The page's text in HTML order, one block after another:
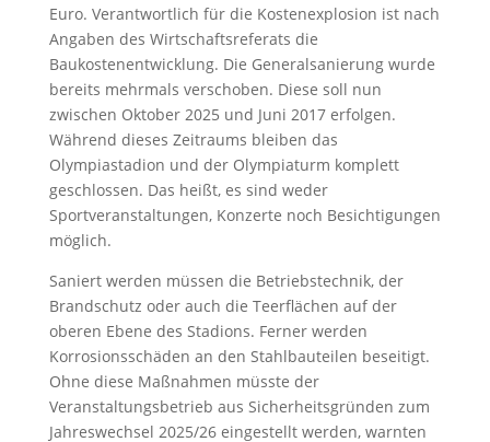
Euro. Verantwortlich für die Kostenexplosion ist nach
Angaben des Wirtschaftsreferats die
Baukostenentwicklung. Die Generalsanierung wurde
bereits mehrmals verschoben. Diese soll nun
zwischen Oktober 2025 und Juni 2017 erfolgen.
Während dieses Zeitraums bleiben das
Olympiastadion und der Olympiaturm komplett
geschlossen. Das heißt, es sind weder
Sportveranstaltungen, Konzerte noch Besichtigungen
möglich.
Saniert werden müssen die Betriebstechnik, der
Brandschutz oder auch die Teerflächen auf der
oberen Ebene des Stadions. Ferner werden
Korrosionsschäden an den Stahlbauteilen beseitigt.
Ohne diese Maßnahmen müsste der
Veranstaltungsbetrieb aus Sicherheitsgründen zum
Jahreswechsel 2025/26 eingestellt werden, warnten